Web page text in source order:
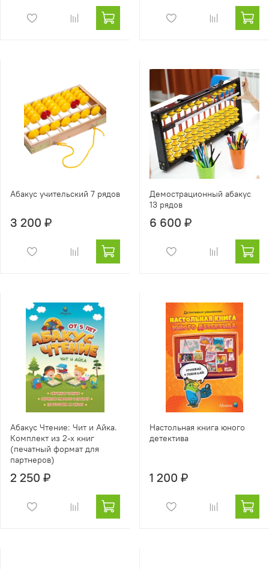
Абакус учительский 7 рядов
3 200 ₽
Демострационный абакус
13 рядов
6 600 ₽
Абакус Чтение: Чит и Айка.
Комплект из 2-х книг
(печатный формат для
партнеров)
2 250 ₽
Настольная книга юного
детектива
1 200 ₽